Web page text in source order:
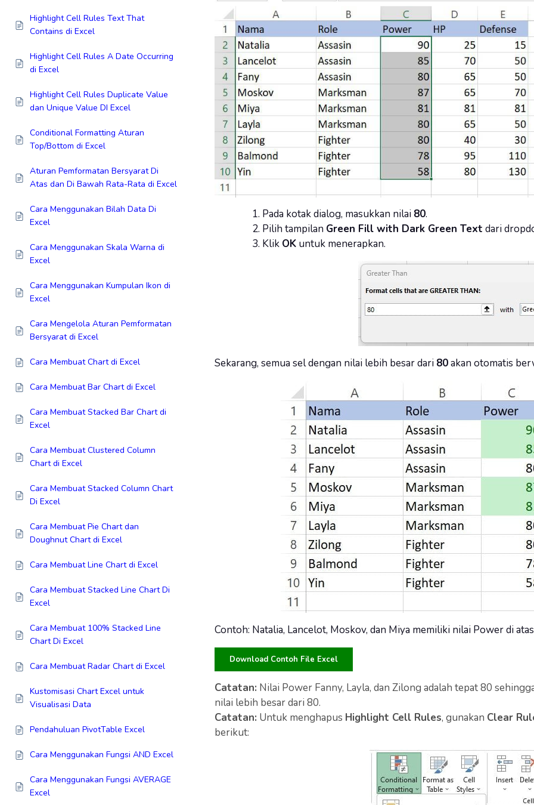
Highlight Cell Rules Text That
Contains di Excel
Highlight Cell Rules A Date Occurring
di Excel
Highlight Cell Rules Duplicate Value
dan Unique Value DI Excel
Conditional Formatting Aturan
Top/Bottom di Excel
Aturan Pemformatan Bersyarat Di
Atas dan Di Bawah Rata-Rata di Excel
Cara Menggunakan Bilah Data Di
Excel
Cara Menggunakan Skala Warna di
Excel
Cara Menggunakan Kumpulan Ikon di
Excel
Cara Mengelola Aturan Pemformatan
Bersyarat di Excel
Cara Membuat Chart di Excel
Cara Membuat Bar Chart di Excel
Cara Membuat Stacked Bar Chart di
Excel
Cara Membuat Clustered Column
Chart di Excel
Cara Membuat Stacked Column Chart
Di Excel
Cara Membuat Pie Chart dan
Doughnut Chart di Excel
Cara Membuat Line Chart di Excel
Cara Membuat Stacked Line Chart Di
Excel
Cara Membuat 100% Stacked Line
Chart Di Excel
Cara Membuat Radar Chart di Excel
Kustomisasi Chart Excel untuk
Visualisasi Data
Pendahuluan PivotTable Excel
Cara Menggunakan Fungsi AND Excel
Cara Menggunakan Fungsi AVERAGE
Excel
Pada kotak dialog, masukkan nilai 80.
Pilih tampilan Green Fill with Dark Green Text dari
Klik OKuntuk menerapkan.
Sekarang, semua sel dengan nilai lebih besar dari 80akan otomatis
Contoh: Natalia, Lancelot, Moskov, dan Miya memiliki nilai Power di
Download Contoh File Excel
Catatan: Nilai Power Fanny, Layla, dan Zilong adalah tepat 80
nilai lebih besar dari 80.
Catatan: Untuk menghapus Highlight Cell Rules, gunakan Clear
berikut: